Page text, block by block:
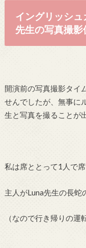
イングリッシ
先生の写真撮影
開演前の写真撮影タイ
せんでしたが、無事に
生と写真を撮ることが
私は席ととって1人で席
主人がLuna先生の長蛇
（なので行き帰りの運